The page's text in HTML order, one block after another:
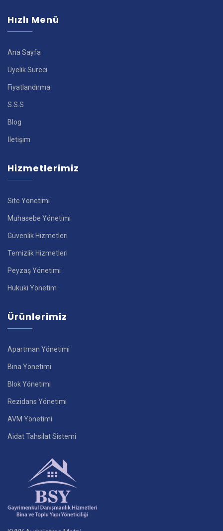
Hızlı Menü
Ana Sayfa
Üyelik Süreci
Fiyatlandırma
S.S.S
Blog
İletişim
Hizmetlerimiz
Site Yönetimi
Muhasebe Yönetimi
Güvenlik Hizmetleri
Temizlik Hizmetleri
Peyzaş Yönetimi
Hukuki Yönetim
Ürünlerimiz
Apartman Yönetimi
Bina Yönetimi
Blok Yönetimi
Rezidans Yönetimi
AVM Yönetimi
Aidat Tahsilat Sistemi